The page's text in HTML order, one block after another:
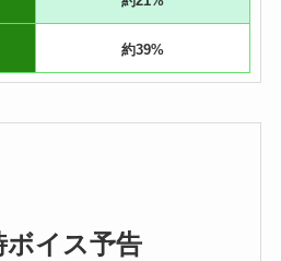
約39%
ボイス予告